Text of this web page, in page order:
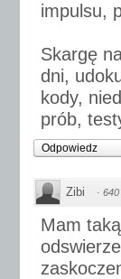
impulsu,
Skargę
dni,
kody,
prób,
Odpowiedz
Zibi · 640
Mam